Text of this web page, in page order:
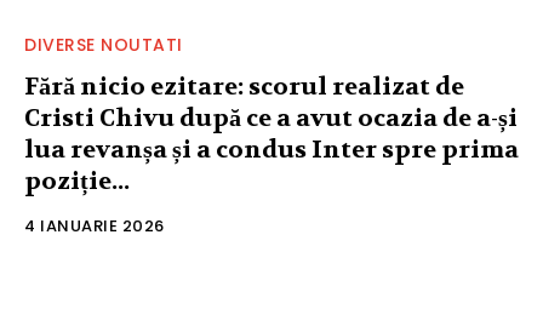
DIVERSE NOUTATI
Fără nicio ezitare: scorul realizat de
Cristi Chivu după ce a avut ocazia de a-și
lua revanșa și a condus Inter spre prima
poziție...
4 IANUARIE 2026